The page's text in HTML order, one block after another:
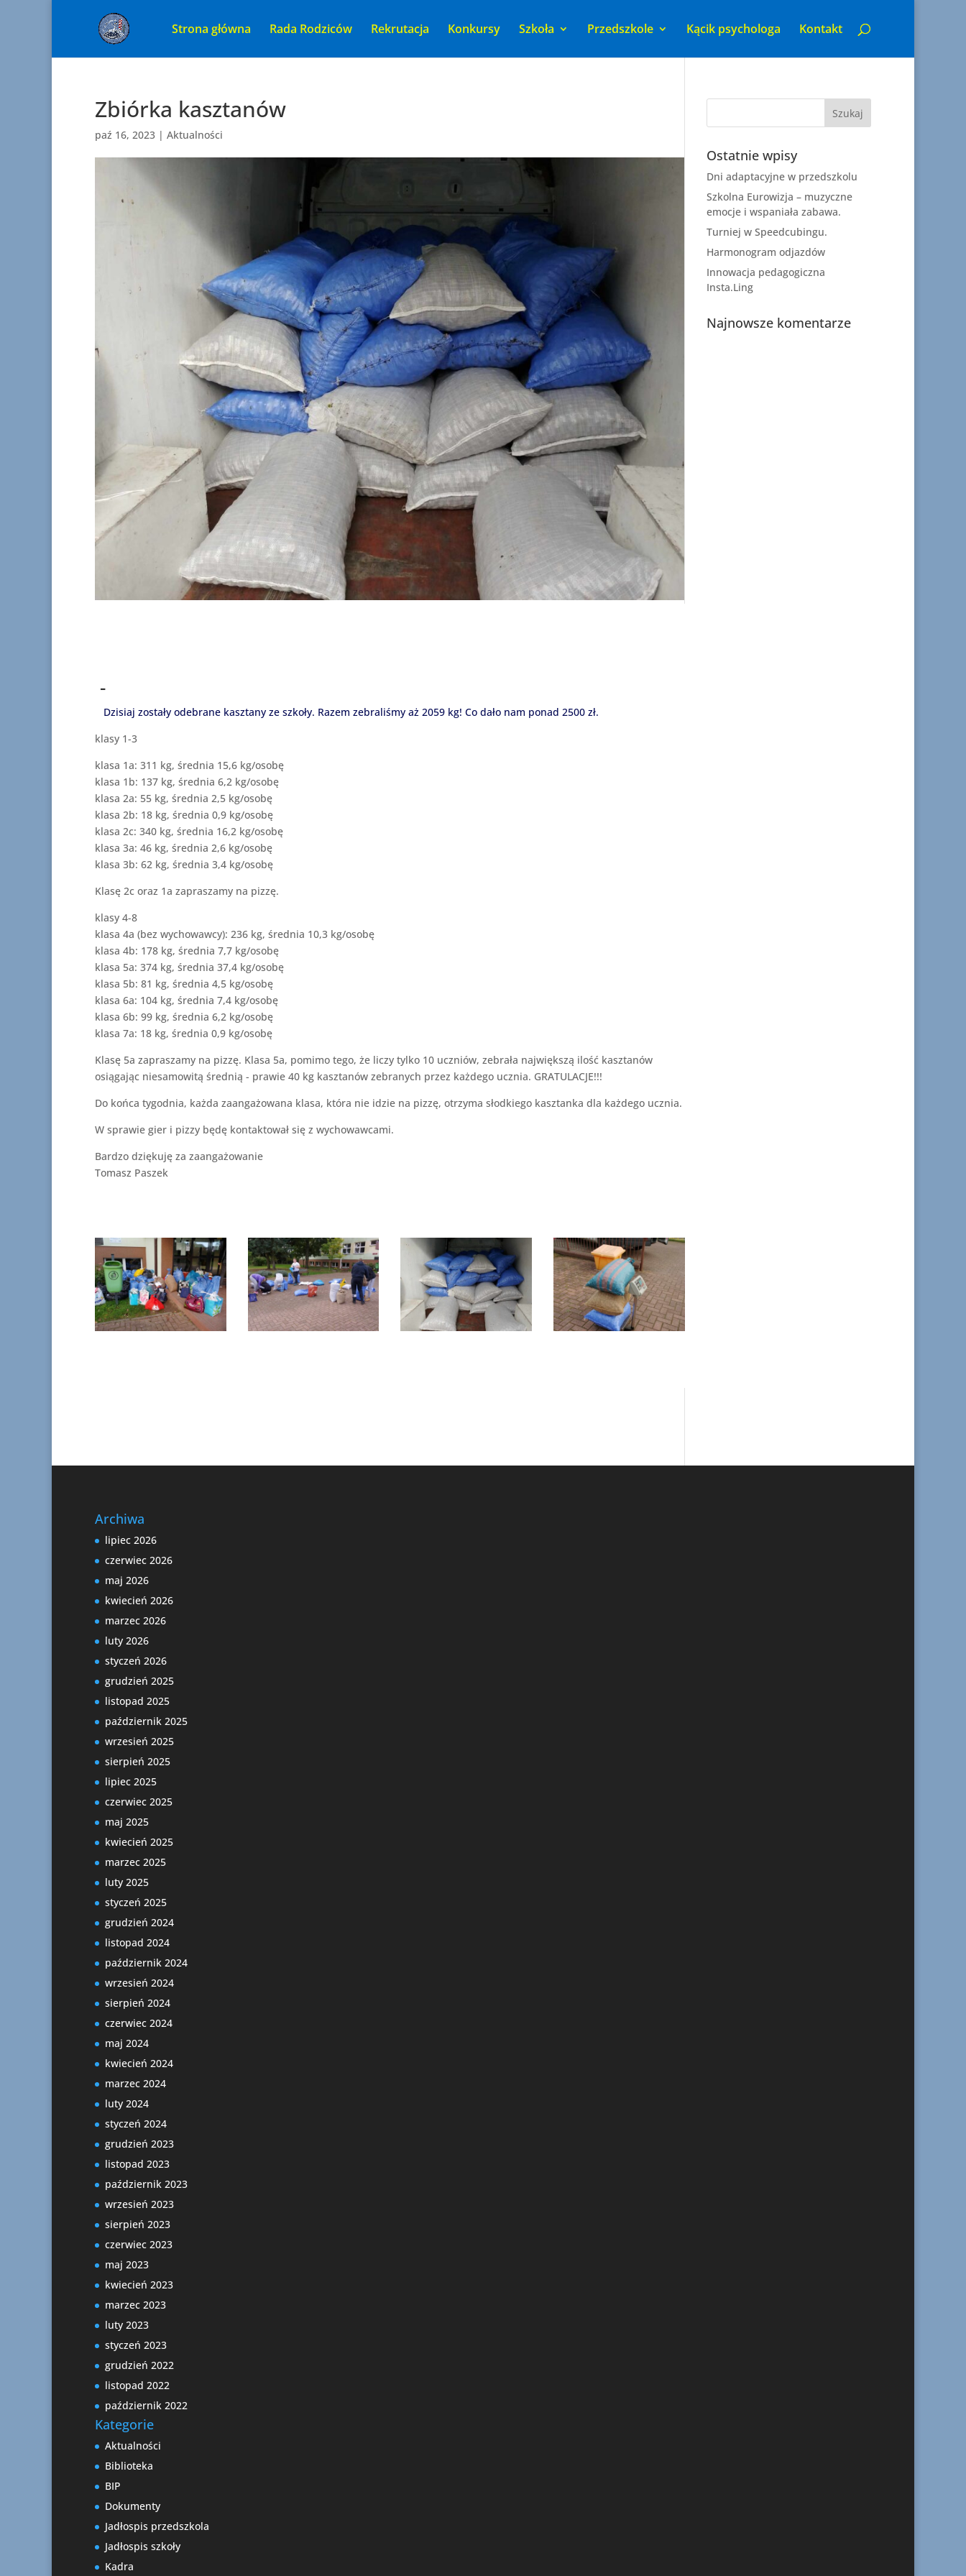
Strona główna Rada Rodziców Rekrutacja Konkursy Szkoła Przedszkole Kącik psychologa Kontakt
Zbiórka kasztanów
paź 16, 2023 | Aktualności
-
Dzisiaj zostały odebrane kasztany ze szkoły. Razem zebraliśmy aż 2059 kg! Co dało nam ponad 2500 zł.
klasy 1-3
klasa 1a: 311 kg, średnia 15,6 kg/osobę
klasa 1b: 137 kg, średnia 6,2 kg/osobę
klasa 2a: 55 kg, średnia 2,5 kg/osobę
klasa 2b: 18 kg, średnia 0,9 kg/osobę
klasa 2c: 340 kg, średnia 16,2 kg/osobę
klasa 3a: 46 kg, średnia 2,6 kg/osobę
klasa 3b: 62 kg, średnia 3,4 kg/osobę
Klasę 2c oraz 1a zapraszamy na pizzę.
klasy 4-8
klasa 4a (bez wychowawcy): 236 kg, średnia 10,3 kg/osobę
klasa 4b: 178 kg, średnia 7,7 kg/osobę
klasa 5a: 374 kg, średnia 37,4 kg/osobę
klasa 5b: 81 kg, średnia 4,5 kg/osobę
klasa 6a: 104 kg, średnia 7,4 kg/osobę
klasa 6b: 99 kg, średnia 6,2 kg/osobę
klasa 7a: 18 kg, średnia 0,9 kg/osobę
Klasę 5a zapraszamy na pizzę. Klasa 5a, pomimo tego, że liczy tylko 10 uczniów, zebrała największą ilość kasztanów
osiągając niesamowitą średnią - prawie 40 kg kasztanów zebranych przez każdego ucznia. GRATULACJE!!!
Do końca tygodnia, każda zaangażowana klasa, która nie idzie na pizzę, otrzyma słodkiego kasztanka dla każdego ucznia.
W sprawie gier i pizzy będę kontaktował się z wychowawcami.
Bardzo dziękuję za zaangażowanie
Tomasz Paszek
Ostatnie wpisy
Dni adaptacyjne w przedszkolu
Szkolna Eurowizja – muzyczne
emocje i wspaniała zabawa.
Turniej w Speedcubingu.
Harmonogram odjazdów
Innowacja pedagogiczna
Insta.Ling
Najnowsze komentarze
Archiwa
lipiec 2026
czerwiec 2026
maj 2026
kwiecień 2026
marzec 2026
luty 2026
styczeń 2026
grudzień 2025
listopad 2025
październik 2025
wrzesień 2025
sierpień 2025
lipiec 2025
czerwiec 2025
maj 2025
kwiecień 2025
marzec 2025
luty 2025
styczeń 2025
grudzień 2024
listopad 2024
październik 2024
wrzesień 2024
sierpień 2024
czerwiec 2024
maj 2024
kwiecień 2024
marzec 2024
luty 2024
styczeń 2024
grudzień 2023
listopad 2023
październik 2023
wrzesień 2023
sierpień 2023
czerwiec 2023
maj 2023
kwiecień 2023
marzec 2023
luty 2023
styczeń 2023
grudzień 2022
listopad 2022
październik 2022
Kategorie
Aktualności
Biblioteka
BIP
Dokumenty
Jadłospis przedszkola
Jadłospis szkoły
Kadra